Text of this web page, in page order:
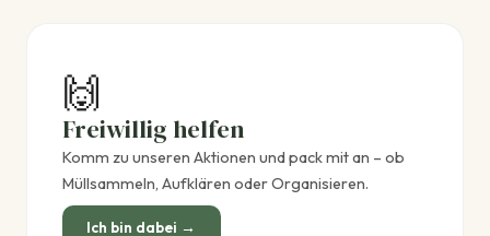
🙌
Freiwillig helfen
Komm zu unseren Aktionen und pack mit an – ob
Müllsammeln, Aufklären oder Organisieren.
Ich bin dabei →